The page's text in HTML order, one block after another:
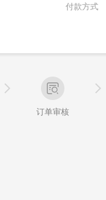
付款方式
订单审核